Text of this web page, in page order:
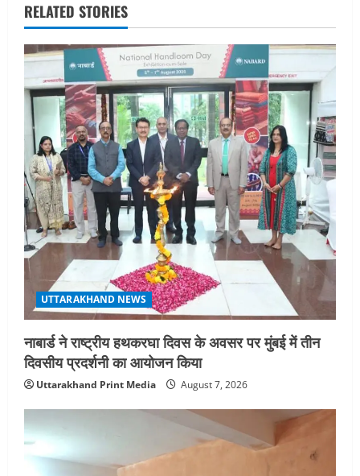
v
i
g
a
t
i
o
n
RELATED STORIES
UTTARAKHAND NEWS
नाबार्ड ने राष्ट्रीय हथकरघा दिवस के अवसर पर मुंबई में तीन
दिवसीय प्रदर्शनी का आयोजन किया
Uttarakhand Print Media August 7, 2026